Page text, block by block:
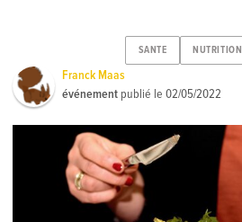
SANTE NUTRITION
Franck Maas
événement publié le02/05/2022